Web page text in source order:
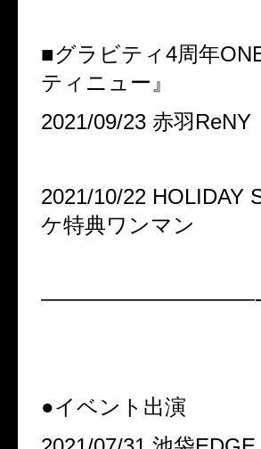
■グラビティ4周年
ティニュー』
2021/09/23 赤羽ReNY
2021/10/22 HOLIDAY
ケ特典ワンマン
——————————-
●イベント出演